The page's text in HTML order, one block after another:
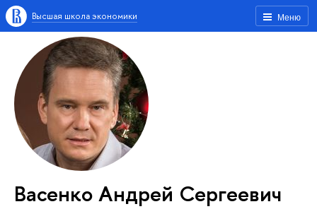
Меню
Высшая школа экономики
Васенко Андрей Сергеевич